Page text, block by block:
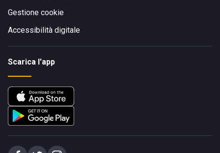
Gestione cookie
Accessibilità digitale
Scarica l'app